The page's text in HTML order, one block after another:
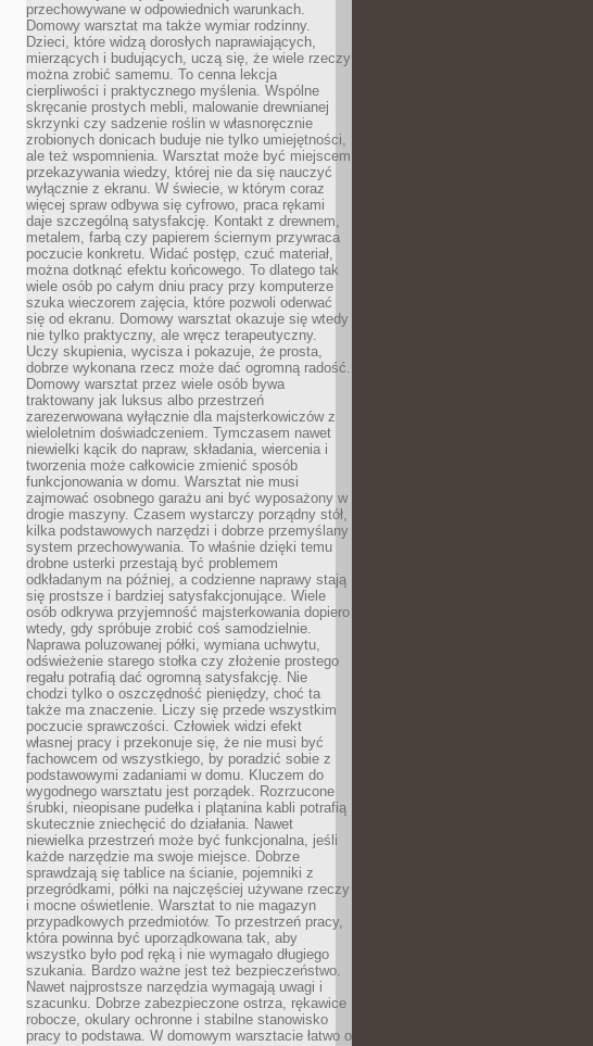
przechowywane w odpowiednich warunkach.
Domowy warsztat ma także wymiar rodzinny.
Dzieci, które widzą dorosłych naprawiających,
mierzących i budujących, uczą się, że wiele rzeczy
można zrobić samemu. To cenna lekcja
cierpliwości i praktycznego myślenia. Wspólne
skręcanie prostych mebli, malowanie drewnianej
skrzynki czy sadzenie roślin w własnoręcznie
zrobionych donicach buduje nie tylko umiejętności,
ale też wspomnienia. Warsztat może być miejscem
przekazywania wiedzy, której nie da się nauczyć
wyłącznie z ekranu. W świecie, w którym coraz
więcej spraw odbywa się cyfrowo, praca rękami
daje szczególną satysfakcję. Kontakt z drewnem,
metalem, farbą czy papierem ściernym przywraca
poczucie konkretu. Widać postęp, czuć materiał,
można dotknąć efektu końcowego. To dlatego tak
wiele osób po całym dniu pracy przy komputerze
szuka wieczorem zajęcia, które pozwoli oderwać
się od ekranu. Domowy warsztat okazuje się wtedy
nie tylko praktyczny, ale wręcz terapeutyczny.
Uczy skupienia, wycisza i pokazuje, że prosta,
dobrze wykonana rzecz może dać ogromną radość.
Domowy warsztat przez wiele osób bywa
traktowany jak luksus albo przestrzeń
zarezerwowana wyłącznie dla majsterkowiczów z
wieloletnim doświadczeniem. Tymczasem nawet
niewielki kącik do napraw, składania, wiercenia i
tworzenia może całkowicie zmienić sposób
funkcjonowania w domu. Warsztat nie musi
zajmować osobnego garażu ani być wyposażony w
drogie maszyny. Czasem wystarczy porządny stół,
kilka podstawowych narzędzi i dobrze przemyślany
system przechowywania. To właśnie dzięki temu
drobne usterki przestają być problemem
odkładanym na później, a codzienne naprawy stają
się prostsze i bardziej satysfakcjonujące. Wiele
osób odkrywa przyjemność majsterkowania dopiero
wtedy, gdy spróbuje zrobić coś samodzielnie.
Naprawa poluzowanej półki, wymiana uchwytu,
odświeżenie starego stołka czy złożenie prostego
regału potrafią dać ogromną satysfakcję. Nie
chodzi tylko o oszczędność pieniędzy, choć ta
także ma znaczenie. Liczy się przede wszystkim
poczucie sprawczości. Człowiek widzi efekt
własnej pracy i przekonuje się, że nie musi być
fachowcem od wszystkiego, by poradzić sobie z
podstawowymi zadaniami w domu. Kluczem do
wygodnego warsztatu jest porządek. Rozrzucone
śrubki, nieopisane pudełka i plątanina kabli potrafią
skutecznie zniechęcić do działania. Nawet
niewielka przestrzeń może być funkcjonalna, jeśli
każde narzędzie ma swoje miejsce. Dobrze
sprawdzają się tablice na ścianie, pojemniki z
przegródkami, półki na najczęściej używane rzeczy
i mocne oświetlenie. Warsztat to nie magazyn
przypadkowych przedmiotów. To przestrzeń pracy,
która powinna być uporządkowana tak, aby
wszystko było pod ręką i nie wymagało długiego
szukania. Bardzo ważne jest też bezpieczeństwo.
Nawet najprostsze narzędzia wymagają uwagi i
szacunku. Dobrze zabezpieczone ostrza, rękawice
robocze, okulary ochronne i stabilne stanowisko
pracy to podstawa. W domowym warsztacie łatwo o